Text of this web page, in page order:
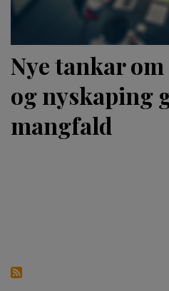
Nye tankar
og nyskaping
mangfald